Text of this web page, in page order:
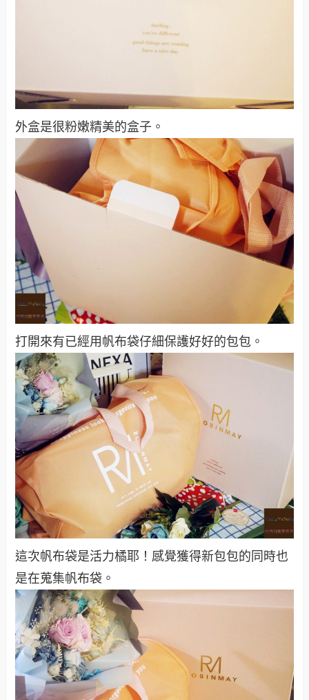
外盒是很粉嫩精美的盒子。
打開來有已經用帆布袋仔細保護好好的包包。
這次帆布袋是活力橘耶！感覺獲得新包包的同時也
是在蒐集帆布袋。